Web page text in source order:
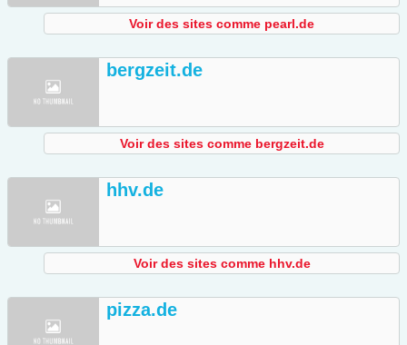
Voir des sites comme pearl.de
bergzeit.de
Voir des sites comme bergzeit.de
hhv.de
Voir des sites comme hhv.de
pizza.de